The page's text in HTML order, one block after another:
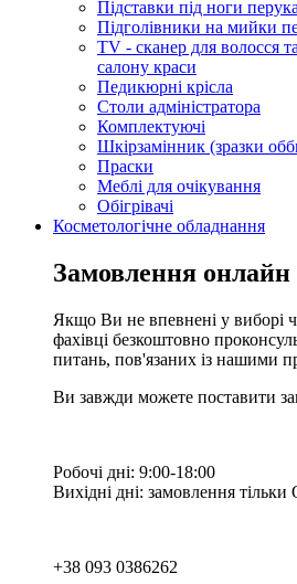
Підставки під ноги
Підголівники на мийки
TV - сканер для волосся
салону краси
Педикюрні крісла
Столи адміністратора
Комплектуючі
Шкірзамінник (зразки
Праски
Меблі для очікування
Обігрівачі
Косметологічне обладнання
Замовлення онлайн
Якщо Ви не впевнені у виборі
фахівці безкоштовно
питань, пов'язаних із нашими
Ви завжди можете поставити
Робочі дні: 9:00-18:00
Вихідні дні: замовлення тільки
+38 093 0386262